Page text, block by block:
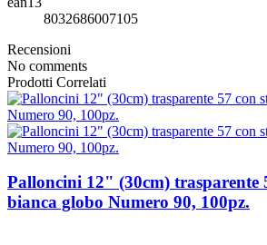
8032686007105
Recensioni
No comments
Prodotti Correlati
Palloncini 12" (30cm) trasparente
bianca globo Numero 90, 100pz.